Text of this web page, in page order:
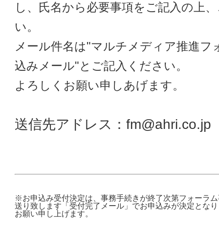
し、氏名から必要事項をご記入の上
い。
メール件名は"マルチメディア推進フ
込みメール"とご記入ください。
よろしくお願い申しあげます。
送信先アドレス：fm@ahri.co.jp
※お申込み受付決定は、事務手続きが終了次第フォーラ
送り致します「受付完了メール」でお申込みが決定とな
お願い申し上げます。